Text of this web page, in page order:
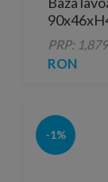
semi-mat
PRP:
RON
-1%